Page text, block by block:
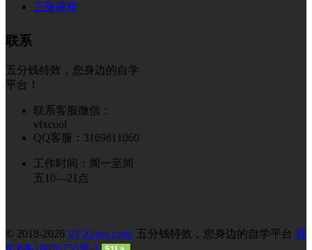
正版课程
联系
五分钱特效，您身边的自学
平台！
联系客服微信：
vfxcool
QQ客服：3169811060
工作时间：周一至周
五10—21点
© 2018-2026 VFXcool.com 五分钱特效，您身边的自学平台 冀